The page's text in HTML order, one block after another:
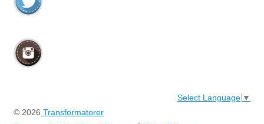
Select Language ▼
© 2026 Transformatorer